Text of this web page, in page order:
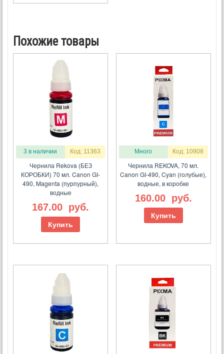
Похожие товары
3 в наличии Код: 11363
Чернила Rekova (БЕЗ
КОРОБКИ) 70 мл. Canon GI-
490, Magenta (пурпурный),
водные
167.00 руб.
Купить
Много Код: 10908
Чернила REKOVA, 70 мл.
Canon GI-490, Cyan (голубые),
водные, в коробке
160.00 руб.
Купить